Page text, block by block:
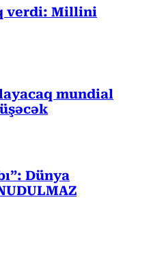
verdi: Millini
mundial
Dünya